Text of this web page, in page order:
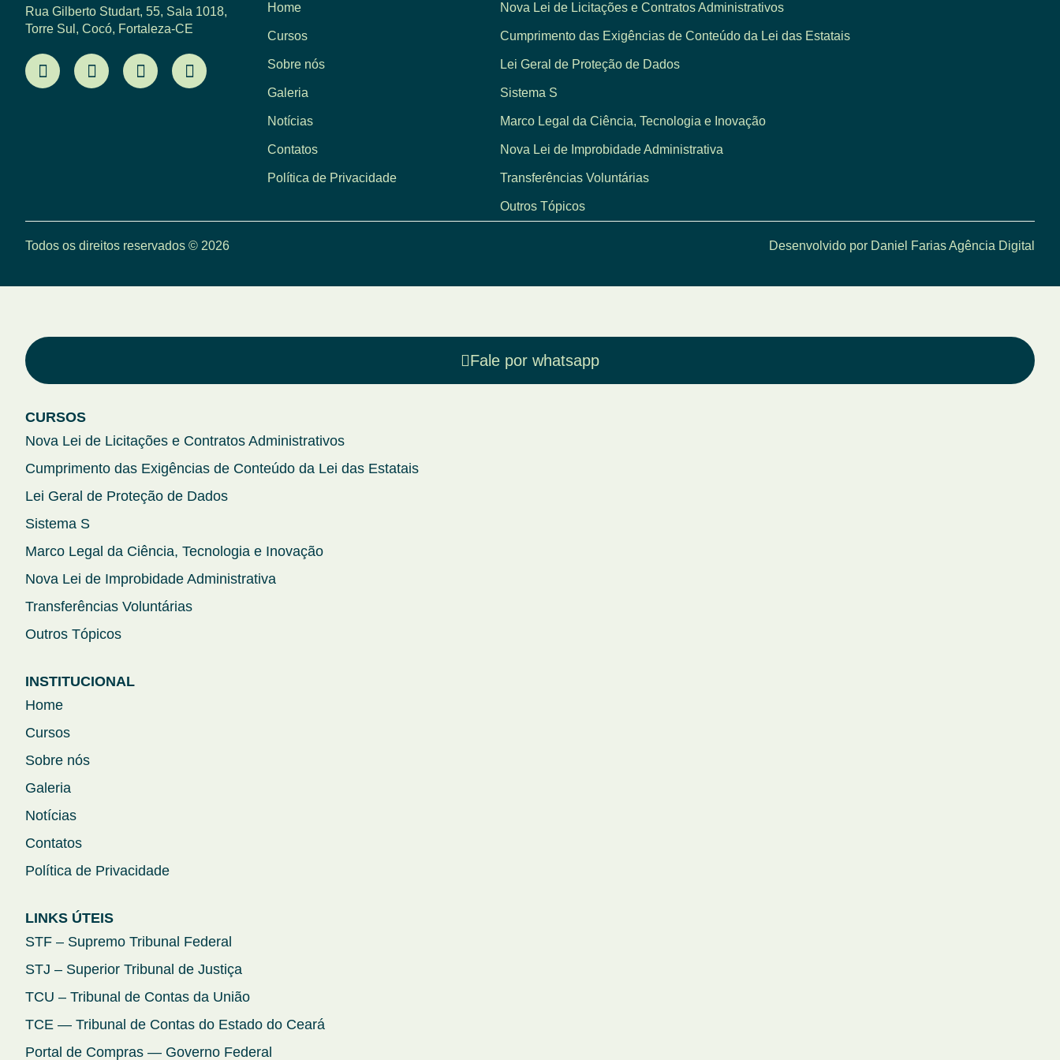
Rua Gilberto Studart, 55, Sala 1018,
Torre Sul, Cocó, Fortaleza-CE
Home
Cursos
Sobre nós
Galeria
Notícias
Contatos
Política de Privacidade
Nova Lei de Licitações e Contratos Administrativos
Cumprimento das Exigências de Conteúdo da Lei das Estatais
Lei Geral de Proteção de Dados
Sistema S
Marco Legal da Ciência, Tecnologia e Inovação
Nova Lei de Improbidade Administrativa
Transferências Voluntárias
Outros Tópicos
Todos os direitos reservados © 2026 Desenvolvido por Daniel Farias Agência Digital
Fale por whatsapp
CURSOS
Nova Lei de Licitações e Contratos Administrativos
Cumprimento das Exigências de Conteúdo da Lei das Estatais
Lei Geral de Proteção de Dados
Sistema S
Marco Legal da Ciência, Tecnologia e Inovação
Nova Lei de Improbidade Administrativa
Transferências Voluntárias
Outros Tópicos
INSTITUCIONAL
Home
Cursos
Sobre nós
Galeria
Notícias
Contatos
Política de Privacidade
LINKS ÚTEIS
STF – Supremo Tribunal Federal
STJ – Superior Tribunal de Justiça
TCU – Tribunal de Contas da União
TCE — Tribunal de Contas do Estado do Ceará
Portal de Compras — Governo Federal